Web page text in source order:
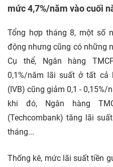
mức 4,7%/năm vào cuối
Tổng hợp tháng 8, một số
động nhưng cũng có những
Cụ thể, Ngân hàng
0,1%/năm lãi suất ở tất cả
(IVB) cũng giảm 0,1 -
khi đó, Ngân hàng
(Techcombank) tăng lãi
tháng...
Thống kê, mức lãi suất tiền